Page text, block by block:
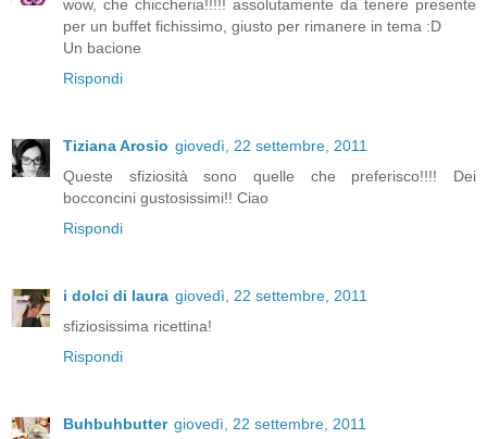
wow, che chiccheria!!!!! assolutamente da tenere presente
per un buffet fichissimo, giusto per rimanere in tema :D
Un bacione
Rispondi
Tiziana Arosio giovedì, 22 settembre, 2011
Queste sfiziosità sono quelle che preferisco!!!! Dei
bocconcini gustosissimi!! Ciao
Rispondi
i dolci di laura giovedì, 22 settembre, 2011
sfiziosissima ricettina!
Rispondi
Buhbuhbutter giovedì, 22 settembre, 2011